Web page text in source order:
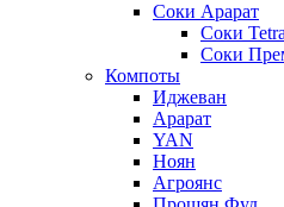
Соки Арарат
Соки
Соки
Компоты
Иджеван
Арарат
YAN
Ноян
Агроянс